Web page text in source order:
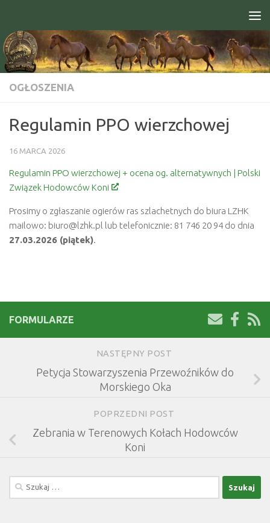
Open toolbar
OGŁOSZENIA
Regulamin PPO wierzchowej
16 MARCA 2026
Regulamin PPO wierzchowej + ocena og. alternatywnych | Polski
Związek Hodowców Koni
Prosimy o zgłaszanie ogierów ras szlachetnych do biura LZHK
mailowo: biuro@lzhk.pl lub telefonicznie: 81 746 20 94 do dnia
27.03.2026 (piątek).
FORMULARZE
NASTĘPNY POST
Petycja Stowarzyszenia Przewoźników do
Morskiego Oka
POPRZEDNI POST
Zebrania w Terenowych Kołach Hodowców
Koni
Szukaj: